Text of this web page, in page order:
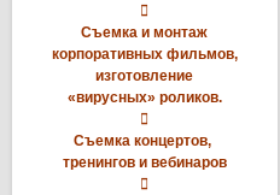

Съемка и монтаж
корпоративных фильмов,
изготовление
«вирусных» роликов.

Съемка концертов,
тренингов и вебинаров
